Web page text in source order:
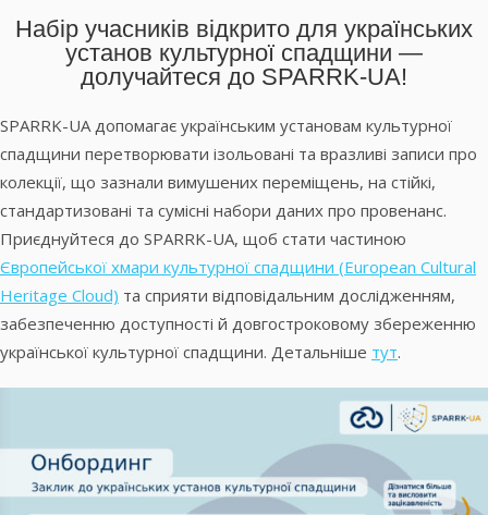
Набір учасників відкрито для українських
установ культурної спадщини —
долучайтеся до SPARRK-UA!
SPARRK-UA допомагає українським установам культурної
спадщини перетворювати ізольовані та вразливі записи про
колекції, що зазнали вимушених переміщень, на стійкі,
стандартизовані та сумісні набори даних про провенанс.
Приєднуйтеся до SPARRK-UA, щоб стати частиною
Європейської хмари культурної спадщини (European Cultural
Heritage Cloud) та сприяти відповідальним дослідженням,
забезпеченню доступності й довгостроковому збереженню
української культурної спадщини. Детальніше тут.